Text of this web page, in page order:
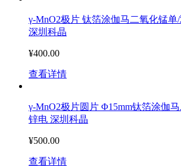
γ-MnO2极片 钛箔涂伽马二氧化锰
深圳科晶
¥400.00
查看详情
γ-MnO2极片圆片 Φ15mm钛箔涂伽
锌电 深圳科晶
¥500.00
查看详情